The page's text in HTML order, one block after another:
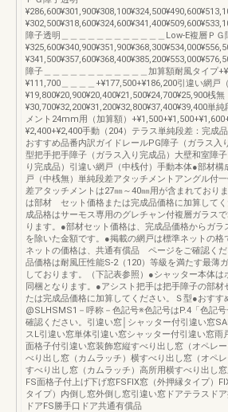
障子透明＿＿＿＿＿＿＿＿＿＿＿＿Low-E複層ＰＧ
障子＿＿＿＿＿＿＿＿＿＿＿＿加算額耐風タイプ
¥111,700＿＿＿＿+¥177,500+¥186,200引違い網戸（
¥19,800¥20,900¥20,400¥21,500¥24,700¥25,900桟無
¥30,700¥32,200¥31,200¥32,800¥37,400¥39,400単
メント24mm用（加算額）
¥2,400+¥2,400手動（204）テラス単純段差：完成品
おすすめ品番内訳ガイドレールPG障子（ガラス入
型把手把手障子（ガラス入り完成品）大壁和室障
り完成品）引違い網戸（中桟付）手動本体●部材構
戸（中桟無）単純段差アタッチメントアングル付
差アタッチメントは27㎜～40㎜用が含まれており
は部材 セット価格または完成品価格に加算して
成品格はサーモス専用のグレチャン付複層ガラス
ります。●部材セット価格は、完成品価格からガラ
を除いた金額です。●掲載の網戸は標準ネットの格
ネットの価格は、共通有償品 ページをご確認く
品価格は耐風圧性能S-2（120）等級を満たす最薄
しております。（下記表参照）●シャッター本体は
同梱となります。●アシスト把手は把手障子の部材
たは完成品価格に加算してください。Ｓ型●おすす
@SLHSMS1－呼称－色記号※色記号はP.4「色記
確認ください。引違い窓│シャッター付引違い窓
スL引違い窓単体引違い窓シャッター付引違い窓雨
面格子付引違い窓装飾窓縦すべり出し窓（オペレ
べり出し窓（カムラッチ）横すべり出し窓（オペ
すべり出し窓（カムラッチ）高所用横すべり出し
FS面格子付上げ下げ窓FSFIX窓（外押縁タイプ）
タイプ）内倒し窓外倒し窓引違い窓ドアテラスド
ドアFS勝手口ドア共通有償品